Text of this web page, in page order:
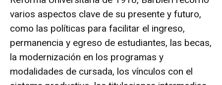
varios aspectos clave de su presente y futuro,
como las políticas para facilitar el ingreso,
permanencia y egreso de estudiantes, las becas,
la modernización en los programas y
modalidades de cursada, los vínculos con el